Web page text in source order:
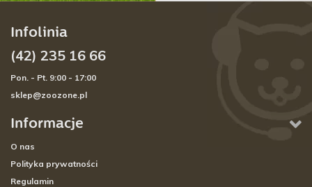
Informacje
O nas
Polityka prywatności
Regulamin
Infolinia
(42) 235 16 66
Pon. - Pt. 9:00 - 17:00
sklep@zoozone.pl